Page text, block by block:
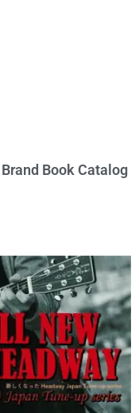
Book Catalog